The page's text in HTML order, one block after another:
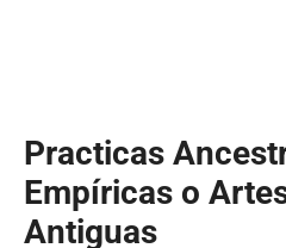
Practicas
Empíricas o
Antiguas